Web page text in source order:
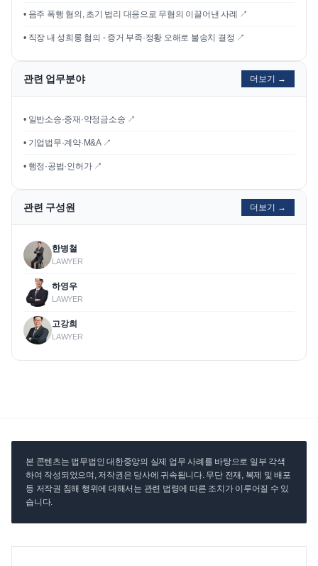
• 음주 폭행 혐의, 초기 법리 대응으로 무혐의 이끌어낸 사례 ↗
• 직장 내 성희롱 혐의 - 증거 부족·정황 오해로 불송치 결정 ↗
관련 업무분야 더보기 →
• 일반소송·중재·약정금소송 ↗
• 기업법무·계약·M&A ↗
• 행정·공법·인허가 ↗
관련 구성원 더보기 →
한병철
LAWYER
하영우
LAWYER
고강희
LAWYER
본 콘텐츠는 법무법인 대한중앙의 실제 업무 사례를 바탕으로 일부 각색
하여 작성되었으며, 저작권은 당사에 귀속됩니다. 무단 전재, 복제 및 배포
등 저작권 침해 행위에 대해서는 관련 법령에 따른 조치가 이루어질 수 있
습니다.